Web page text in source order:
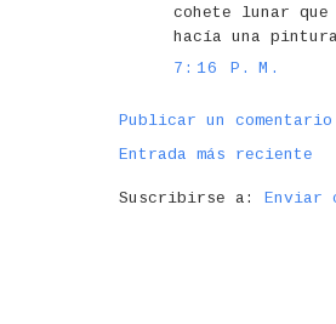
cohete lunar
hacía una
7:16 P. M.
Publicar un comentario
Entrada más reciente
Suscribirse a: Enviar